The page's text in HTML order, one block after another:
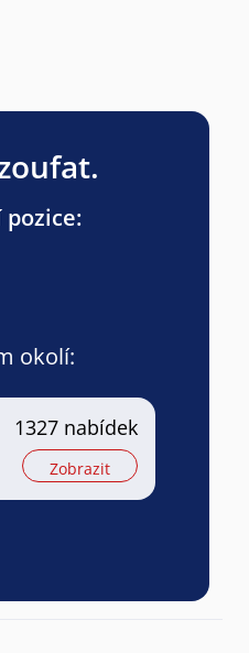
okolí:
1327 nabídek
Zobrazit